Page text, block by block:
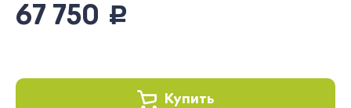
67 750 руб.
Купить